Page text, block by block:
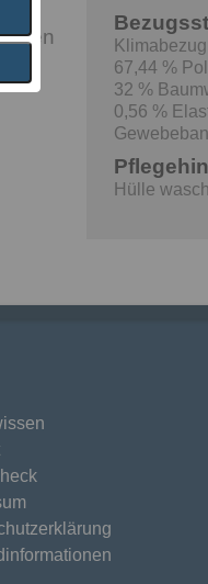
Klimabezug
67,44 %
32 %
0,56 %
Hülle